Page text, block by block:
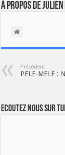
À propos de
Précédent
PELE-MELE :
Ecoutez nous sur